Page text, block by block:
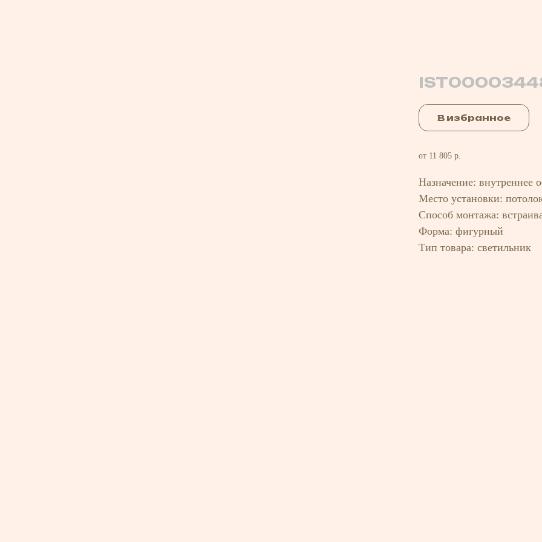
В избранное
от 11 805 р.
Назначение: внутреннее
Место установки:
Способ монтажа:
Форма: фигурный
Тип товара: светильник